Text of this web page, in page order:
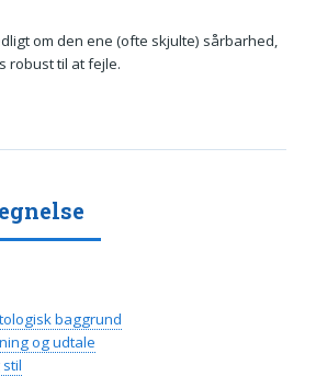
om den ene (ofte skjulte) sårbarhed,
robust til at fejle.
baggrund
og udtale